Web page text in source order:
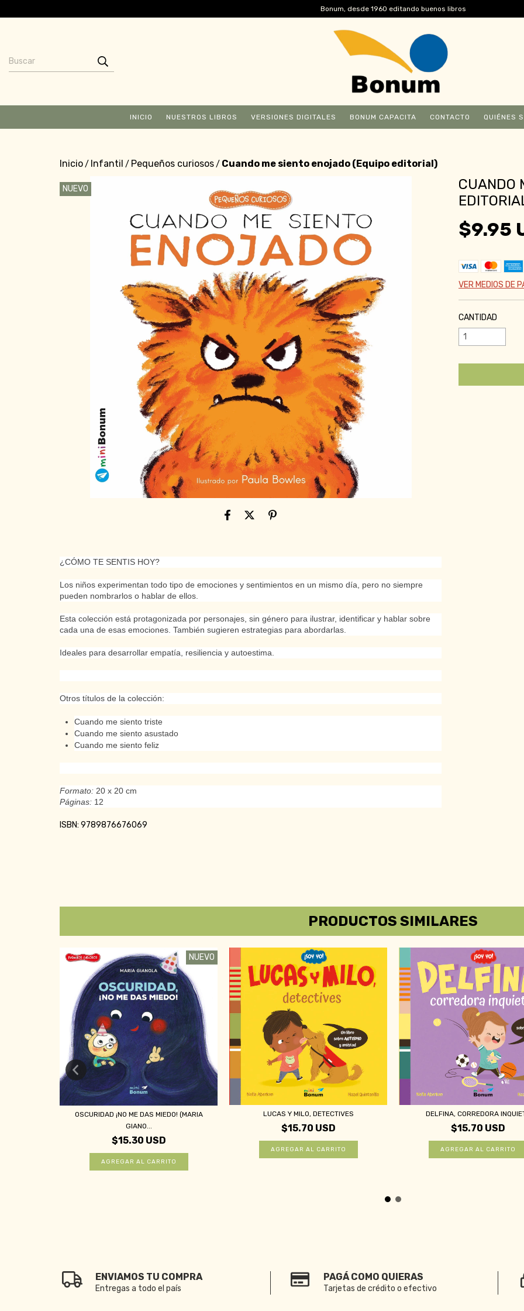
Bonum, desde 1960 editando buenos libros
INICIO NUESTROS LIBROS VERSIONES DIGITALES BONUM CAPACITA CONTACTO QUIÉNES
Inicio/ Infantil / Pequeños curiosos/ Cuando me siento enojado (Equipo editorial)
NUEVO
¿CÓMO TE SENTIS HOY?
Los niños experimentan todo tipo de emociones y sentimientos en un mismo día, pero no siempre
pueden nombrarlos o hablar de ellos.
Esta colección está protagonizada por personajes, sin género para ilustrar, identificar y hablar sobre
cada una de esas emociones. También sugieren estrategias para abordarlas.
Ideales para desarrollar empatía, resiliencia y autoestima.
Otros títulos de la colección:
Cuando me siento triste
Cuando me siento asustado
Cuando me siento feliz
Formato: 20 x 20 cm
Páginas: 12
ISBN: 9789876676069
CUANDO
$9.95
VER MEDIOS DE
CANTIDAD
PRODUCTOS SIMILARES
NUEVO
OSCURIDAD ¡NO ME DAS MIEDO! (MARIA
GIANO...
$15.30 USD
LUCAS Y MILO, DETECTIVES
$15.70 USD
DELFINA, CORREDORA
$15.70 USD
ENVIAMOS TU COMPRA
Entregas a todo el país
PAGÁ COMO QUIERAS
Tarjetas de crédito o efectivo